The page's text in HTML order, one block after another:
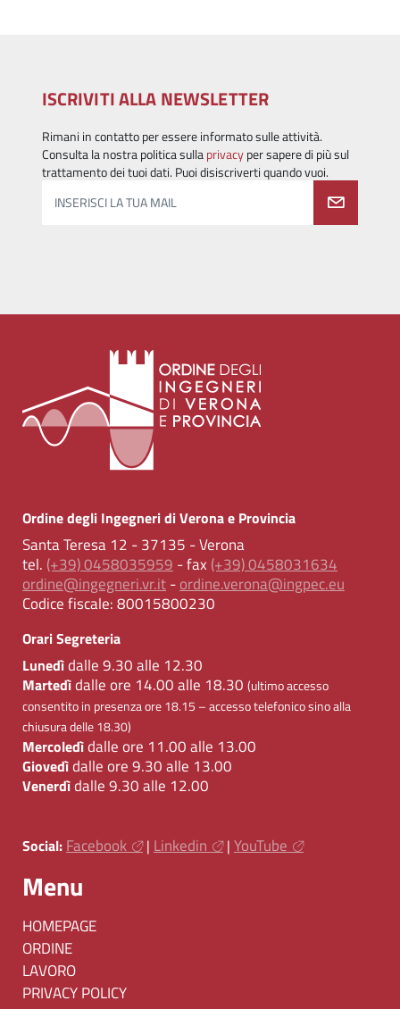
ISCRIVITI ALLA NEWSLETTER
Rimani in contatto per essere informato sulle attività.
Consulta la nostra politica sullaprivacyper sapere di più sul
trattamento dei tuoi dati. Puoi disiscriverti quando vuoi.
INSERISCI LA TUA MAIL
Ordine degli Ingegneri di Verona e Provincia
Santa Teresa 12 - 37135 - Verona
tel. (+39) 0458035959 - fax (+39) 0458031634
ordine@ingegneri.vr.it-ordine.verona@ingpec.eu
Codice fiscale:80015800230
Orari Segreteria
Lunedìdalle 9.30 alle 12.30
Martedìdalle ore 14.00 alle 18.30 (ultimo accesso
consentito in presenza ore 18.15 – accesso telefonico sino alla
chiusura delle 18.30)
Mercoledìdalle ore 11.00 alle 13.00
Giovedìdalle ore 9.30 alle 13.00
Venerdìdalle 9.30 alle 12.00
Social: Facebook | Linkedin | YouTube
Menu
HOMEPAGE
ORDINE
LAVORO
PRIVACY POLICY